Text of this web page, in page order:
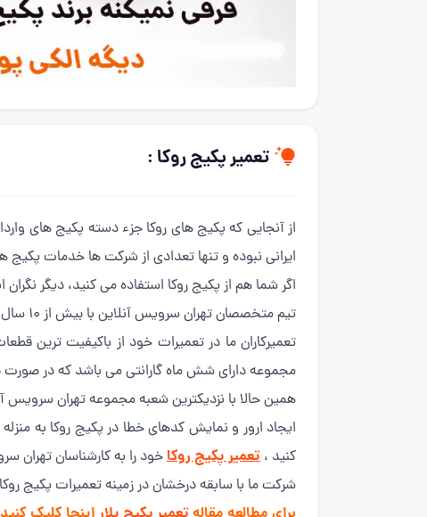
تعمیر پکیج روکا :
از آنجایی که پکیج های روکا جزء دسته پکیج های
ایرانی نبوده و تنها تعدادی از شرکت ها خدمات پکیج
اگر شما هم از پکیج روکا استفاده می کنید، دیگر
تیم متخصصان تهران سرویس آنلاین با بیش از ۱۰ سال سابقه در زمینه تعمیرات انواع مدل پکیج روکا خدمت رسانی به شما مشتریان عزیز می باشد.
تعمیرکاران ما در تعمیرات خود از باکیفیت ترین
مجموعه دارای شش ماه گارانتی می باشد که در صورت
همین حالا با نزدیکترین شعبه مجموعه تهران
ایجاد ارور و نمایش کدهای خطا در پکیج روکا به
کنید ، تعمیر پکیج روکاخود را به کارشناسان تهران
شرکت ما با سابقه درخشان در زمینه تعمیرات پکیج